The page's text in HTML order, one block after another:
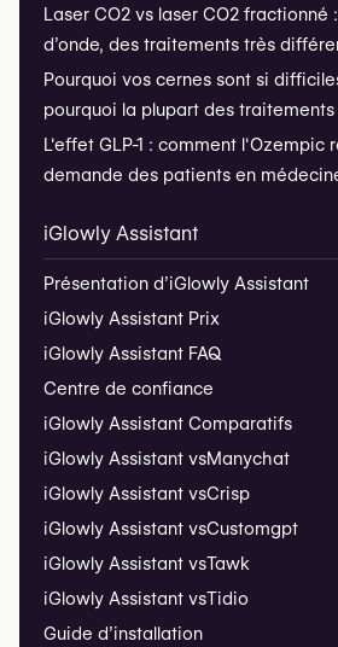
Laser CO2 vs laser CO2 fractionné
d’onde, des traitements très
Pourquoi vos cernes sont si
pourquoi la plupart des
L'effet GLP-1 : comment l'Ozempic
demande des patients en
iGlowly Assistant
Présentation d’iGlowly Assistant
iGlowly Assistant Prix
iGlowly Assistant FAQ
Centre de confiance
iGlowly Assistant Comparatifs
iGlowly Assistant vsManychat
iGlowly Assistant vsCrisp
iGlowly Assistant vsCustomgpt
iGlowly Assistant vsTawk
iGlowly Assistant vsTidio
Guide d’installation